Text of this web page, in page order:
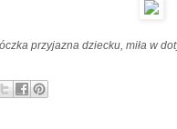
przyjazna dziecku, miła w